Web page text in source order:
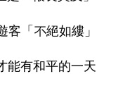
「不絕如縷」
能有和平的一天